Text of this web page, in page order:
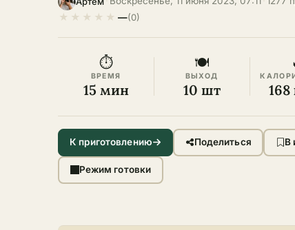
★ ★ ★ ★ ★ —(0)
⏱
ВРЕМЯ
15 мин
🍽
ВЫХОД
10 шт 168
К приготовлению Поделиться В
Режим готовки